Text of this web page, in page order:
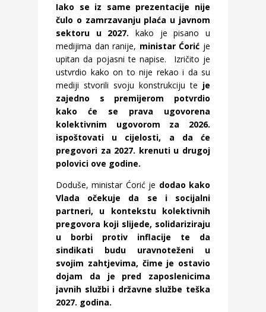
Iako se iz same prezentacije nije
čulo o zamrzavanju plaća u javnom
sektoru u 2027. kako je pisano u
medijima dan ranije, ministar Ćorić je
upitan da pojasni te napise. Izričito je
ustvrdio kako on to nije rekao i da su
mediji stvorili svoju konstrukciju te je
zajedno s premijerom potvrdio
kako će se prava ugovorena
kolektivnim ugovorom za 2026.
ispoštovati u cijelosti, a da će
pregovori za 2027. krenuti u drugoj
polovici ove godine.
Doduše, ministar Ćorić je dodao kako
Vlada očekuje da se i socijalni
partneri, u kontekstu kolektivnih
pregovora koji slijede, solidariziraju
u borbi protiv inflacije te da
sindikati budu uravnoteženi u
svojim zahtjevima, čime je ostavio
dojam da je pred zaposlenicima
javnih službi i državne službe teška
2027. godina.